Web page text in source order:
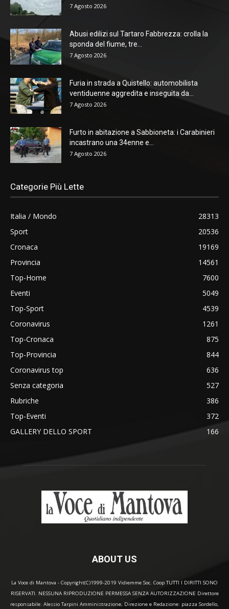
7 Agosto 2026
Abusi edilizi sul Tartaro Fabbrezza: crolla la
sponda del fiume, tre...
7 Agosto 2026
Furia in strada a Quistello: automobilista
ventiduenne aggredita e inseguita da...
7 Agosto 2026
Furto in abitazione a Sabbioneta: i Carabinieri
incastrano una 34enne e...
7 Agosto 2026
Categorie Più Lette
Italia / Mondo
28313
Sport
20536
Cronaca
19169
Provincia
14561
Top-Home
7600
Eventi
5049
Top-Sport
4539
Coronavirus
1261
Top-Cronaca
875
Top-Provincia
844
Coronavirus top
636
Senza categoria
527
Rubriche
386
Top-Eventi
372
GALLERY DELLO SPORT
166
ABOUT US
La Voce di Mantova - Copyright(C)1999-2019 Vidiemme Soc. Coop TUTTI I DIRITTI SONO
RISERVATI. NESSUNA RIPRODUZIONE PERMESSA SENZA AUTORIZZAZIONE Direttore
responsabile: Alessio Tarpini Amministrazione, Direzione e Redazione: piazza Sordello,